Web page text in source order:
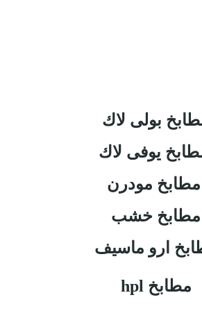
بولى لاك
يوفى لاك
مطابخ مودرن
مطابخ خشب
ارو ماسيف
مطابخ hpl